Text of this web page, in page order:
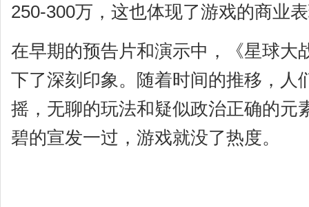
250-300万，这也体现了游戏的商业
在早期的预告片和演示中，《星球大
下了深刻印象。随着时间的推移，人
摇，无聊的玩法和疑似政治正确的元
碧的宣发一过，游戏就没了热度。